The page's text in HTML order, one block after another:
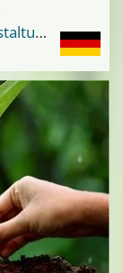
Straubinger Ausstellungs- und Veranstaltungsgelände